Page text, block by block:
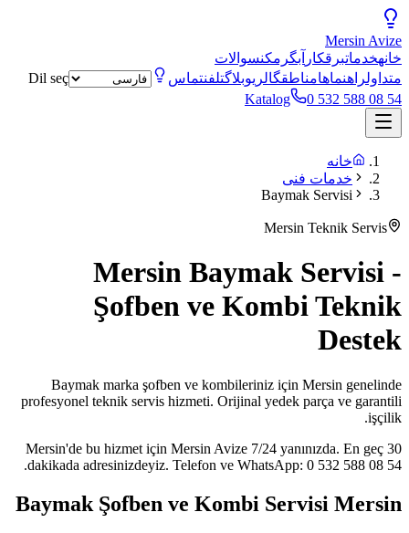
Mersin Avize
خانهخدماتبرقکار آبگرمکنسوالات
متداولراهنماهامناطقگالریوبلاگتلفنتماس
Dil seç
Katalog
0 532 588 08 54
خانه
خدمات فنی
Baymak Servisi
Mersin Teknik Servis
Mersin Baymak Servisi -
Şofben ve Kombi Teknik
Destek
Baymak marka şofben ve kombileriniz için Mersin genelinde
profesyonel teknik servis hizmeti. Orijinal yedek parça ve garantili
işçilik.
Mersin'de bu hizmet için Mersin Avize 7/24 yanınızda. En geç 30
dakikada adresinizdeyiz. Telefon ve WhatsApp: 0 532 588 08 54.
Baymak Şofben ve Kombi Servisi Mersin